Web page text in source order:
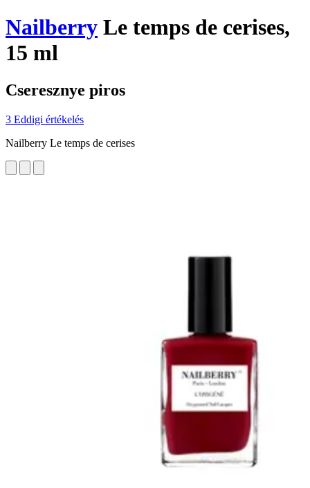
Nailberry Le temps de cerises,
15 ml
Cseresznye piros
3 Eddigi értékelés
Nailberry Le temps de cerises